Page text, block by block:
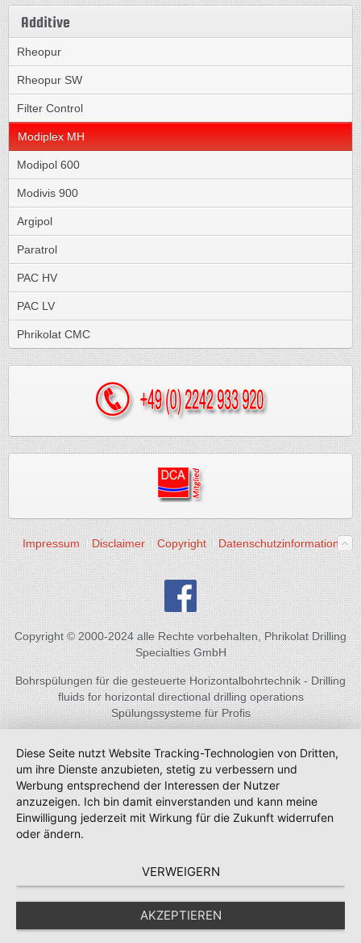
Additive
Rheopur
Rheopur SW
Filter Control
Modiplex MH
Modipol 600
Modivis 900
Argipol
Paratrol
PAC HV
PAC LV
Phrikolat CMC
Impressum Disclaimer Copyright Datenschutzinformation
Copyright © 2000-2024 alle Rechte vorbehalten, Phrikolat Drilling
Specialties GmbH
Bohrspülungen für die gesteuerte Horizontalbohrtechnik - Drilling
fluids for horizontal directional drilling operations
Spülungssysteme für Profis
Diese Seite nutzt Website Tracking-Technologien von Dritten,
um ihre Dienste anzubieten, stetig zu verbessern und
Werbung entsprechend der Interessen der Nutzer
anzuzeigen. Ich bin damit einverstanden und kann meine
Einwilligung jederzeit mit Wirkung für die Zukunft widerrufen
oder ändern.
VERWEIGERN
AKZEPTIEREN